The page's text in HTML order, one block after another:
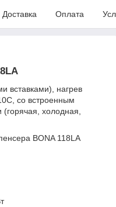
Доставка Оплата
вставками), нагрев
со встроенным
холодная,
BONA 118LA